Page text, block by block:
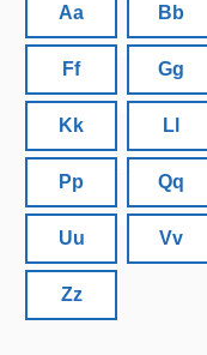
Aa Bb
Ff Gg
Kk Ll
Pp Qq
Uu Vv
Zz